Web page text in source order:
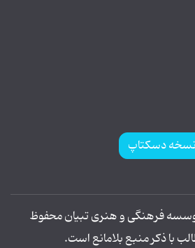
نسخه دسکتاپ
فرهنگی و هنری تبیان محفوظ
با ذکر منبع بلامانع است.